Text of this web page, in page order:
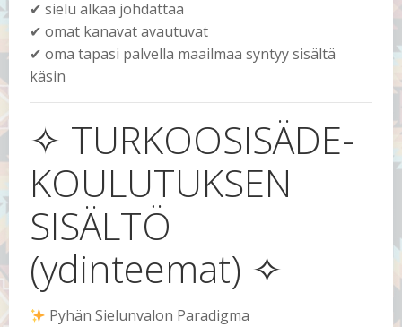
✔ sielu alkaa johdattaa
✔ omat kanavat avautuvat
✔ oma tapasi palvella maailmaa syntyy sisältä
käsin
✧ TURKOOSISÄDE-
KOULUTUKSEN
SISÄLTÖ
(ydinteemat) ✧
Pyhän Sielunvalon Paradigma